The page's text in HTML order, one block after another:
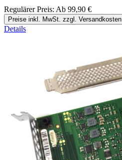
Regulärer Preis: Ab 99,90 €
Preise inkl. MwSt. zzgl. Versandkosten
Details